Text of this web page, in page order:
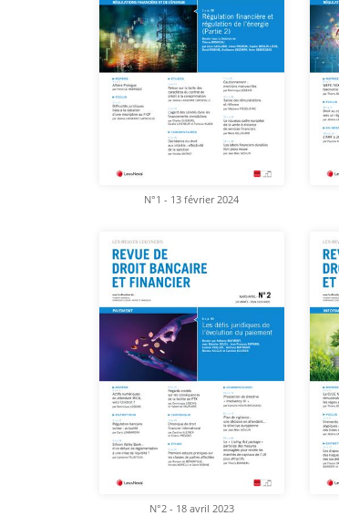
N°1 - 13 février 2024
N°2 - 18 avril 2023